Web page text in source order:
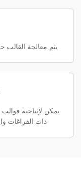
يتم معالجة القالب
يمكن لإنتاجية
ذات الفراغات